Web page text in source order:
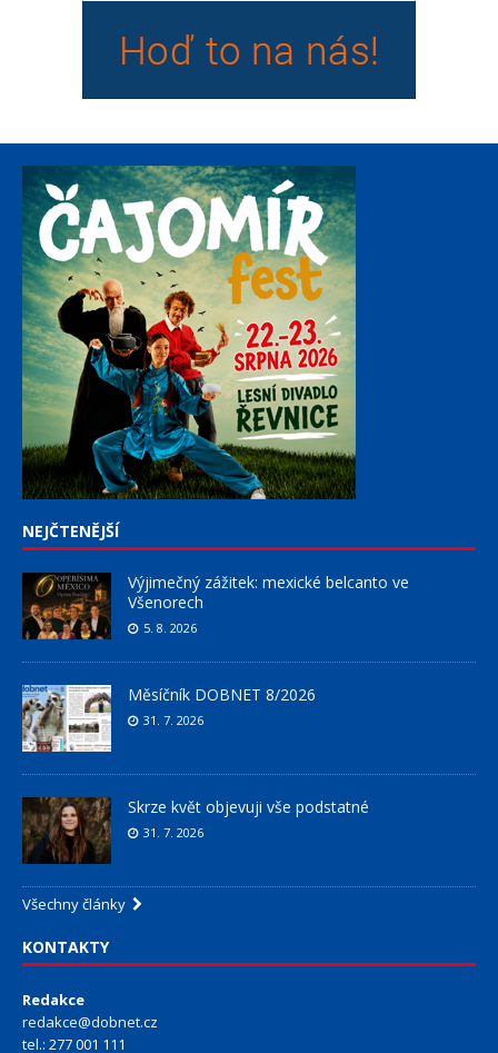
NEJČTENĚJŠÍ
Výjimečný zážitek: mexické belcanto ve
Všenorech
5. 8. 2026
Měsíčník DOBNET 8/2026
31. 7. 2026
Skrze květ objevuji vše podstatné
31. 7. 2026
Všechny články
KONTAKTY
Redakce
redakce@dobnet.cz
tel.: 277 001 111